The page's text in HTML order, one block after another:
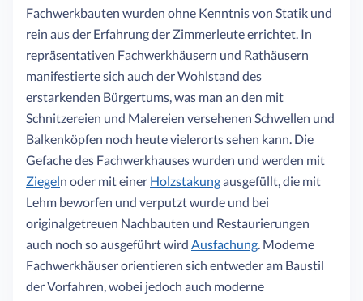
Fachwerkbauten wurden ohne Kenntnis von Statik und
rein aus der Erfahrung der Zimmerleute errichtet. In
repräsentativen Fachwerkhäusern und Rathäusern
manifestierte sich auch der Wohlstand des
erstarkenden Bürgertums, was man an den mit
Schnitzereien und Malereien versehenen Schwellen und
Balkenköpfen noch heute vielerorts sehen kann. Die
Gefache des Fachwerkhauses wurden und werden mit
Ziegeln oder mit einer Holzstakungausgefüllt, die mit
Lehm beworfen und verputzt wurde und bei
originalgetreuen Nachbauten und Restaurierungen
auch noch so ausgeführt wird Ausfachung. Moderne
Fachwerkhäuser orientieren sich entweder am Baustil
der Vorfahren, wobei jedoch auch moderne